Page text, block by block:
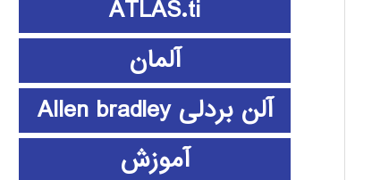
ATLAS.ti
آلمان
آلن بردلی Allen bradley
آموزش